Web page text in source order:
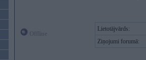
Lietotājvārds:
Ziņojumi forumā: